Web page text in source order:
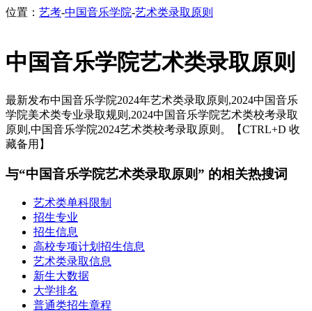
位置： 艺考-中国音乐学院-艺术类录取原则
中国音乐学院艺术类录取原则
最新发布中国音乐学院2024年艺术类录取原则,2024中国音乐
学院美术类专业录取规则,2024中国音乐学院艺术类校考录取
原则,中国音乐学院2024艺术类校考录取原则。【CTRL+D 收
藏备用】
与“中国音乐学院艺术类录取原则” 的相关热搜词
艺术类单科限制
招生专业
招生信息
高校专项计划招生信息
艺术类录取信息
新生大数据
大学排名
普通类招生章程